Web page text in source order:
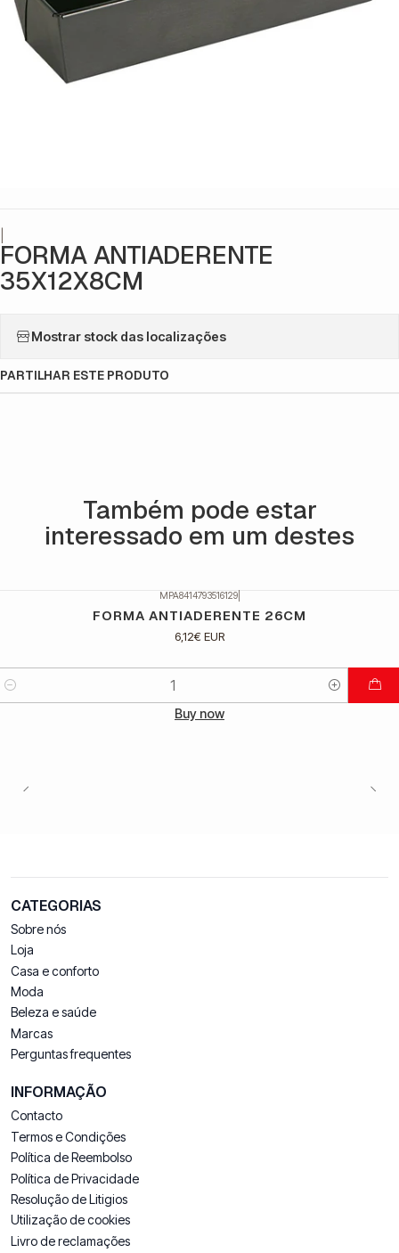
FORMA ANTIADERENTE
35X12X8CM
Mostrar stock das localizações
PARTILHAR ESTE PRODUTO
Também pode estar
interessado em um destes
MPA8414793516129|
FORMA ANTIADERENTE 26CM
6,12€ EUR
Buy now
CATEGORIAS
Sobre nós
Loja
Casa e conforto
Moda
Beleza e saúde
Marcas
Perguntas frequentes
INFORMAÇÃO
Contacto
Termos e Condições
Política de Reembolso
Política de Privacidade
Resolução de Litigios
Utilização de cookies
Livro de reclamações